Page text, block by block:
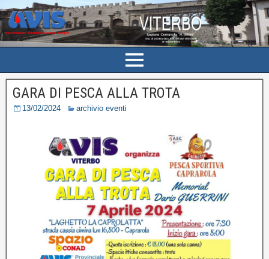
GARA DI PESCA ALLA TROTA
13/02/2024 archivio eventi